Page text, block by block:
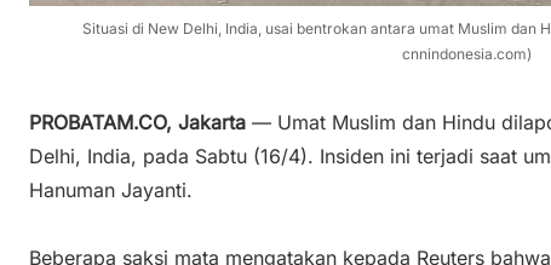
Situasi di New Delhi, India, usai bentrokan antara umat Muslim dan
cnnindonesia.com)
PROBATAM.CO, Jakarta — Umat Muslim dan Hindu
Delhi, India, pada Sabtu (16/4). Insiden ini terjadi saat
Hanuman Jayanti.
Beberapa saksi mata mengatakan kepada Reuters